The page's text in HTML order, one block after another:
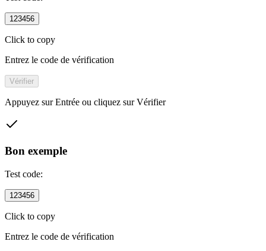
123456
Click to copy
Entrez le code de vérification
Vérifier
Appuyez sur Entrée ou cliquez sur Vérifier
Bon exemple
Test code:
123456
Click to copy
Entrez le code de vérification